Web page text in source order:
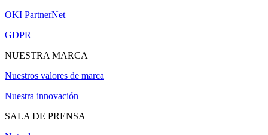
OKI PartnerNet
GDPR
NUESTRA MARCA
Nuestros valores de marca
Nuestra innovación
SALA DE PRENSA